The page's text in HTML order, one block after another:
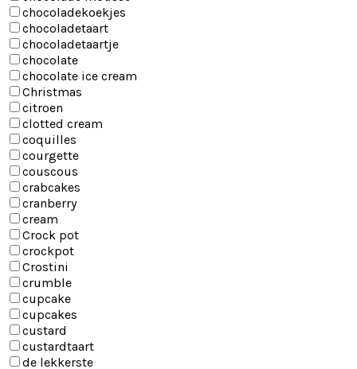
chocoladekoekjes
chocoladetaart
chocoladetaartje
chocolate
chocolate ice cream
Christmas
citroen
clotted cream
coquilles
courgette
couscous
crabcakes
cranberry
cream
Crock pot
crockpot
Crostini
crumble
cupcake
cupcakes
custard
custardtaart
de lekkerste